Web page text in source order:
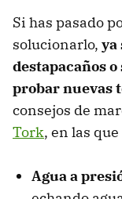
Si has pasado
solucionarlo, ya
destapacaños
probar nuevas
consejos de
Tork, en las
Agua a